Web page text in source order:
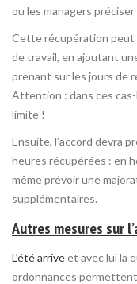
ou les managers
Cette récupération peut
de travail, en ajoutant
prenant sur les jours de
Attention : dans ces cas-
limite !
Ensuite, l’accord devra
heures récupérées : en
même prévoir une
supplémentaires.
Autres mesures sur
L’été arriveet avec lui la
ordonnances permettent